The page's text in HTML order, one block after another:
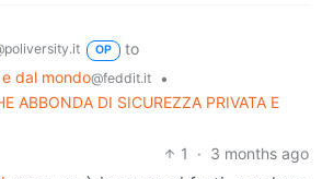
OP
to
dal mondo@feddit.it
•
ABBONDA DI SICUREZZA PRIVATA E
1
· 3 months ago